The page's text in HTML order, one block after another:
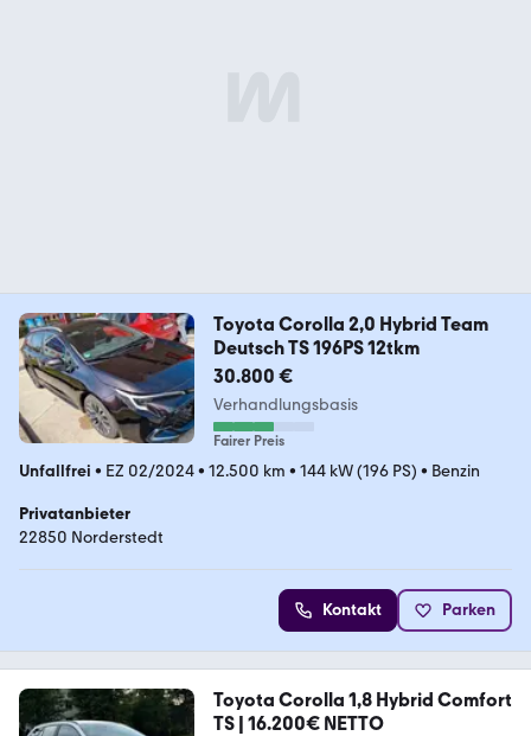
Toyota Corolla 2,0 Hybrid Team
Deutsch TS 196PS 12tkm
30.800 €
Verhandlungsbasis
Fairer Preis
Unfallfrei • EZ 02/2024• 12.500 km • 144 kW (196 PS) • Benzin
Privatanbieter
22850 Norderstedt
Kontakt Parken
Toyota Corolla 1,8 Hybrid Comfort
TS | 16.200€ NETTO